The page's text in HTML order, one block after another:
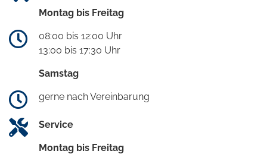
Montag bis Freitag
08:00 bis 12:00 Uhr
13:00 bis 17:30 Uhr
Samstag
gerne nach Vereinbarung
Service
Montag bis Freitag